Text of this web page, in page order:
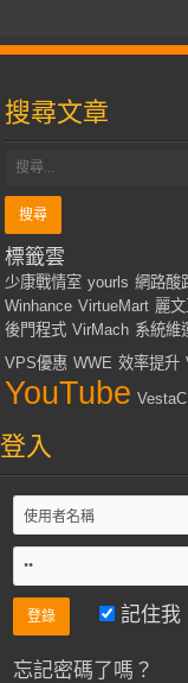
搜尋文章
標籤雲
少康戰情室 yourls 網路酸
Winhance VirtueMart 麗
後門程式 VirMach 系統維
VPS優惠 WWE 效率提升
YouTube
登入
記住我
忘記密碼了嗎？